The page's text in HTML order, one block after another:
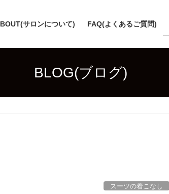
サロンについて) FAQ(よくあるご質問)
BLOG(ブログ)
スーツの着こなし